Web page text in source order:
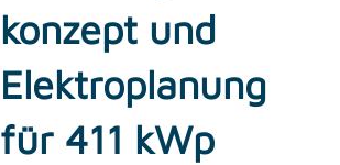
konzept und
Elektroplanung
für 411 kWp